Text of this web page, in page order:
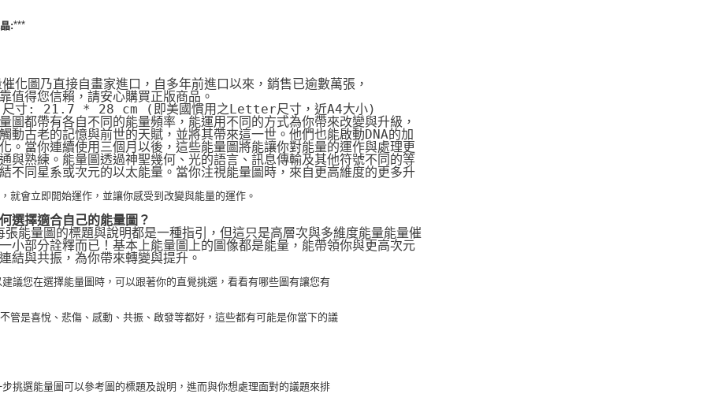
:***
化圖乃直接自畫家進口，自多年前進口以來，銷售已逾數萬張，
值得您信賴，請安心購買正版商品。
尺寸: 21.7 * 28 cm (即美國慣用之Letter尺寸，近A4大小)
圖都帶有各自不同的能量頻率，能運用不同的方式為你帶來改變與升級，
動古老的記憶與前世的天賦，並將其帶來這一世。他們也能啟動DNA的加
。當你連續使用三個月以後，這些能量圖將能讓你對能量的運作與處理更
與熟練。能量圖透過神聖幾何、光的語言、訊息傳輸及其他符號不同的等
不同星系或次元的以太能量。當你注視能量圖時，來自更高維度的更多升
就會立即開始運作，並讓你感受到改變與能量的運作。
選擇適合自己的能量圖？
能量圖的標題與說明都是一種指引，但這只是高層次與多維度能量能量催
小部分詮釋而已！基本上能量圖上的圖像都是能量，能帶領你與更高次元
結與共振，為你帶來轉變與提升。
建議您在選擇能量圖時，可以跟著你的直覺挑選，看看有哪些圖有讓您有
管是喜悅、悲傷、感動、共振、啟發等都好，這些都有可能是你當下的議
步挑選能量圖可以參考圖的標題及說明，進而與你想處理面對的議題來排